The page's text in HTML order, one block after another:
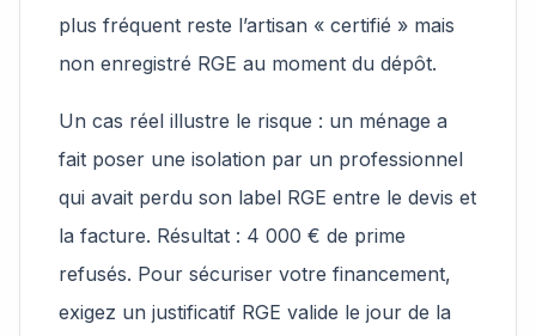
plus fréquent reste l’artisan « certifié » mais
non enregistré RGE au moment du dépôt.
Un cas réel illustre le risque : un ménage a
fait poser une isolation par un professionnel
qui avait perdu son label RGE entre le devis et
la facture. Résultat : 4 000 € de prime
refusés. Pour sécuriser votre financement,
exigez un justificatif RGE valide le jour de la